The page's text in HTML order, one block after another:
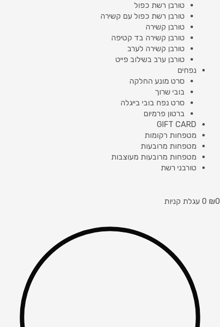
טורבן רשת כפול
טורבן רשת כפול עם קשירה
טורבן קשירה
טורבן קשירה בד קטיפה
טורבן קשירה לערב
טורבן ערב בשילוב פייט
נפחים
סרט מונע החלקה
בובי שרוך
סרט נפח בובי בייגלה
ברטון פרמיום
GIFT CARD
מטפחות רקומות
מטפחות מרובעות
מטפחות מרובעות מעוצבות
טורבני רשת
₪0
0 עגלת קניות